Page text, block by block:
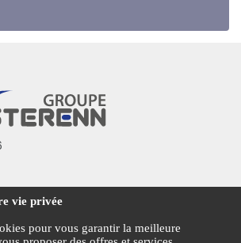
de vente
vie privée
pour vous garantir la meilleure